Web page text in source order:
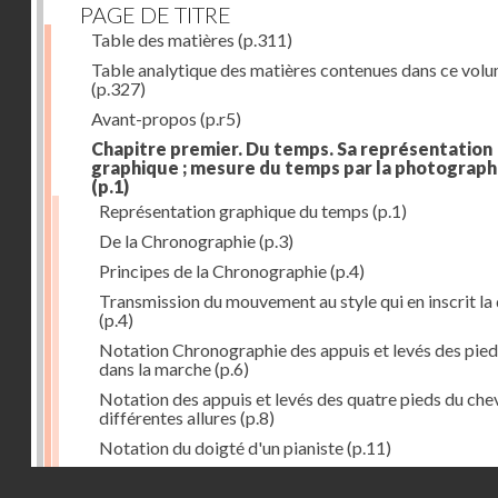
PAGE DE TITRE
Table des matières (p.311)
Table analytique des matières contenues dans ce
(p.327)
Avant-propos (p.r5)
Chapitre premier. Du temps. Sa représentation
graphique ; mesure du temps par la
(p.1)
Représentation graphique du temps (p.1)
De la Chronographie(p.3)
Principes de la Chronographie(p.4)
Transmission du mouvement au style qui en inscrit la
(p.4)
Notation Chronographie des appuis et levés des
dans la marche(p.6)
Notation des appuis et levés des quatre pieds du
différentes allures (p.8)
Notation du doigté d'un pianiste(p.11)